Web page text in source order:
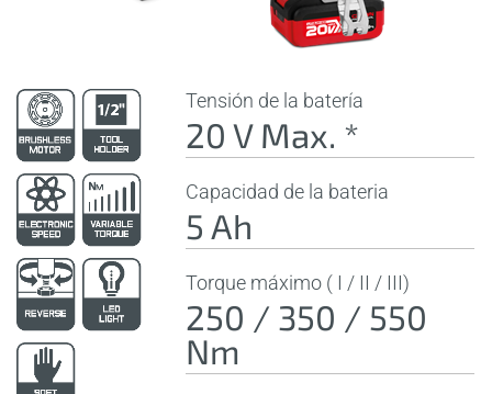
Tensión de la batería
20 V Max. *
Capacidad de la bateria
5 Ah
Torque máximo ( I / II / III)
250 / 350 / 550
Nm